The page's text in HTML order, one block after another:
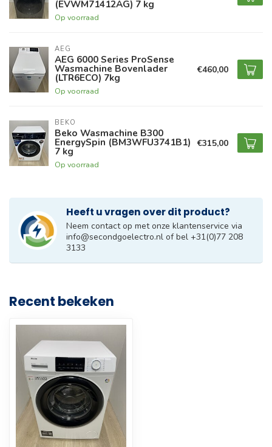
(EVWM71412AG) 7 kg
Op voorraad
AEG
AEG 6000 Series ProSense
Wasmachine Bovenlader
(LTR6ECO) 7kg
Op voorraad
€460,00
BEKO
Beko Wasmachine B300
EnergySpin (BM3WFU3741B1)
7 kg
Op voorraad
€315,00
Heeft u vragen over dit product?
Neem contact op met onze klantenservice via
info@secondgoelectro.nl of bel +31(0)77 208
3133
Recent bekeken